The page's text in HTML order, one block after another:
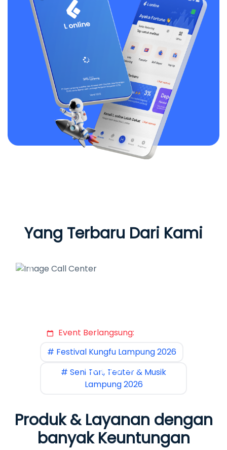
Yang Terbaru Dari Kami
Previous
Event Berlangsung:
# Festival Kungfu Lampung 2026
# Seni Tari, Teater & Musik
Lampung 2026
Produk & Layanan dengan
banyak Keuntungan